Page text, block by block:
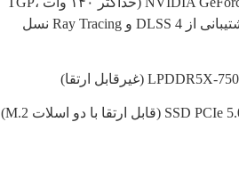
۱۲ گیگابایت رم GDDR7، پشتیبانی از DLSS 4 و Ray Tracing نسل